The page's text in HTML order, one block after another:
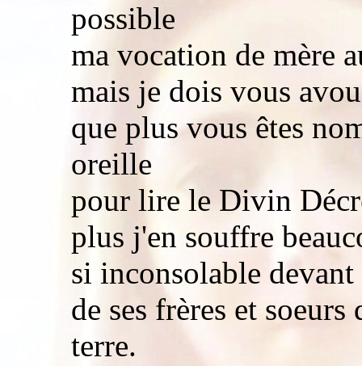
possible
ma vocation de mère
mais je dois vous
que plus vous êtes
oreille
pour lire le Divin
plus j'en souffre
si inconsolable
de ses frères et
terre.